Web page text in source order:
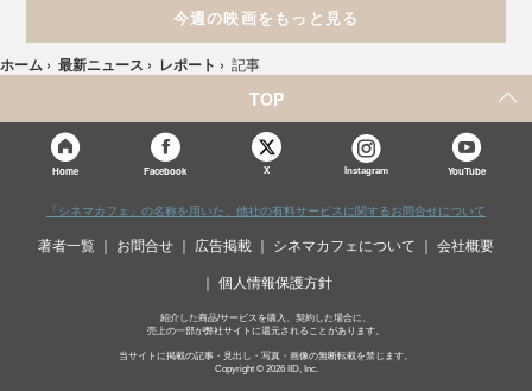
今週の映画をもっと見る
ホーム › 最新ニュース › レポート › 記事
TOP
Home Facebook X Instagram YouTube
「シネマカフェ」の名称を用いた、他社の有料サービスに関するお問合せについて
著者一覧 お問合せ 広告掲載 シネマカフェについて 会社概要
個人情報保護方針
紹介した商品/サービスを購入、契約した場合に、
売上の一部が弊社サイトに還元されることがあります。
当サイトに掲載の記事・見出し・写真・画像の無断転載を禁じます。
Copyright © 2026 IID, Inc.